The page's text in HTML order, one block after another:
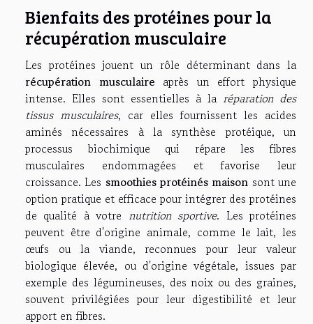
Bienfaits des protéines pour la
récupération musculaire
Les protéines jouent un rôle déterminant dans la
récupération musculaire après un effort physique
intense. Elles sont essentielles à la réparation des
tissus musculaires, car elles fournissent les acides
aminés nécessaires à la synthèse protéique, un
processus biochimique qui répare les fibres
musculaires endommagées et favorise leur
croissance. Les smoothies protéinés maison sont une
option pratique et efficace pour intégrer des protéines
de qualité à votre nutrition sportive. Les protéines
peuvent être d'origine animale, comme le lait, les
œufs ou la viande, reconnues pour leur valeur
biologique élevée, ou d'origine végétale, issues par
exemple des légumineuses, des noix ou des graines,
souvent privilégiées pour leur digestibilité et leur
apport en fibres.